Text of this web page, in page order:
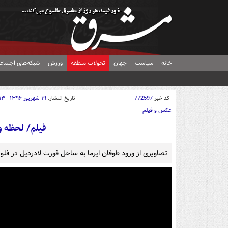
خانه سیاست جهان تحولات منطقه ورزش شبکه‌های
کد خبر772597 تاریخ انتشار: ۱۹ شهریور ۱۳۹۶ - ۱۲:۱۳
عکس و فیلم
فیلم/ لحظه
تصاویری از ورود طوفان ایرما به ساحل فورت لادردیل در